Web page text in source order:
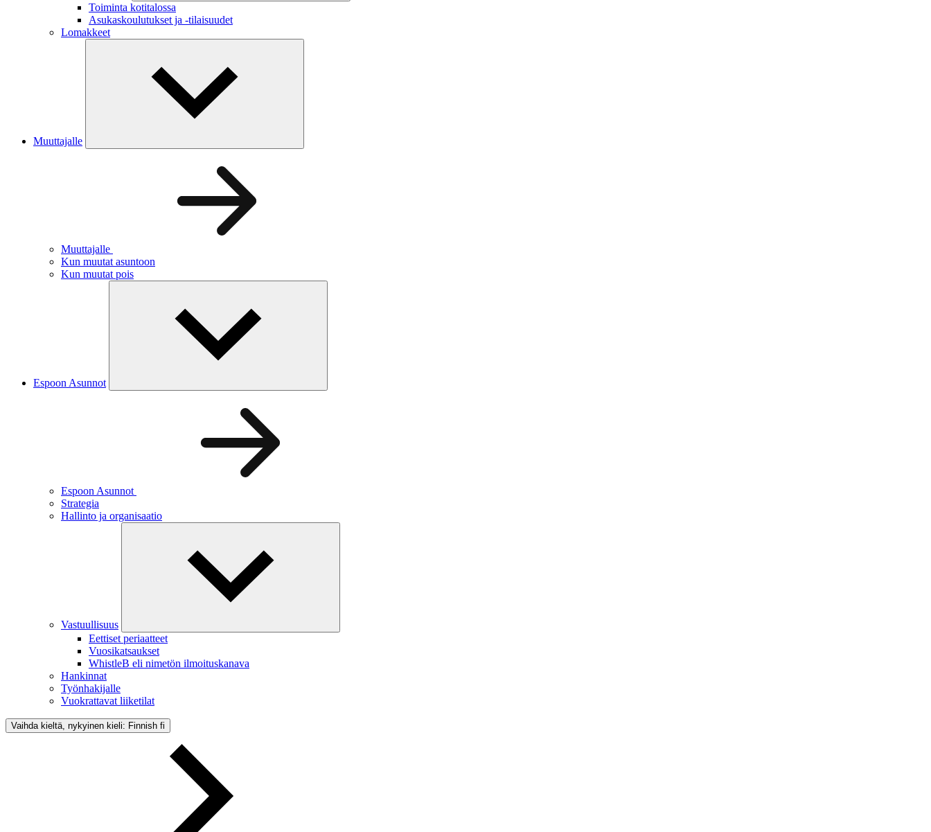
Toiminta kotitalossa
Asukaskoulutukset ja -tilaisuudet
Lomakkeet
Muuttajalle
Muuttajalle
Kun muutat asuntoon
Kun muutat pois
Espoon Asunnot
Espoon Asunnot
Strategia
Hallinto ja organisaatio
Vastuullisuus
Eettiset periaatteet
Vuosikatsaukset
WhistleB eli nimetön ilmoituskanava
Hankinnat
Työnhakijalle
Vuokrattavat liiketilat
Vaihda kieltä, nykyinen kieli: Finnish fi